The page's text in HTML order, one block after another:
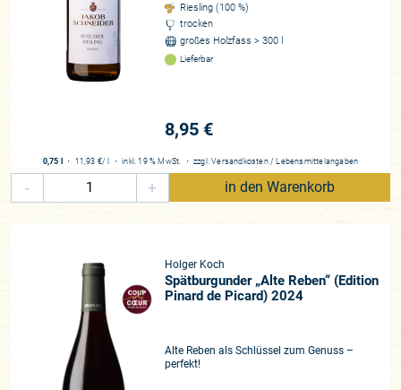
Riesling (100 %)
trocken
großes Holzfass > 300 l
Lieferbar
8,95 €
0,75 l ・ 11,93 €/ l ・inkl. 19 % MwSt. ・ zzgl.Versandkosten / Lebensmittelangaben
- + in den Warenkorb
Holger Koch
Spätburgunder „Alte Reben“ (Edition
Pinard de Picard) 2024
Alte Reben als Schlüssel zum Genuss –
perfekt!